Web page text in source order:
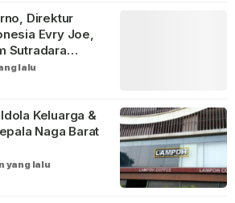
Direktur
Evry Joe,
Sutradara
Indonesia”!
lalu
Keluarga &
Naga Barat
yang lalu